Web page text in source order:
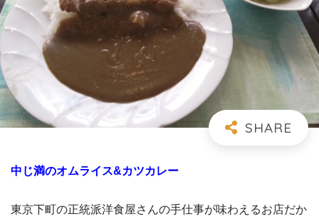
中じ満のオムライス&カツカレー
東京下町の正統派洋食屋さんの手仕事が味わえるお店だか